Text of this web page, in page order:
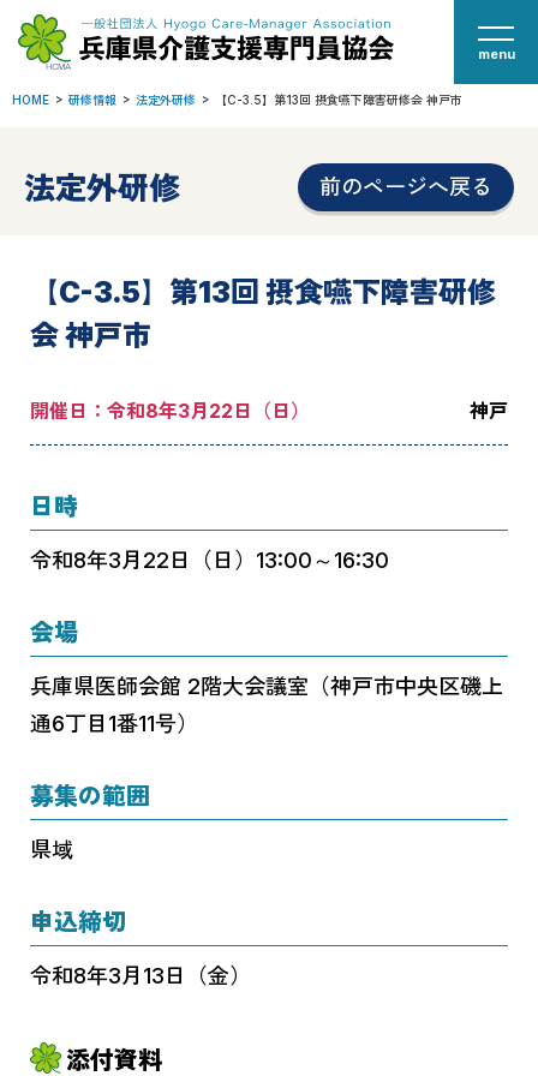
menu
HOME 研修情報 法定外研修 【C-3.5】第13回 摂食嚥下障害研修会 神戸市
法定外研修 前のページへ戻る
【C-3.5】第13回 摂食嚥下障害研修
会 神戸市
開催日：令和8年3月22日（日） 神戸
日時
令和8年3月22日（日）13:00～16:30
会場
兵庫県医師会館 2階大会議室（神戸市中央区磯上
通6丁目1番11号）
募集の範囲
県域
申込締切
令和8年3月13日（金）
添付資料